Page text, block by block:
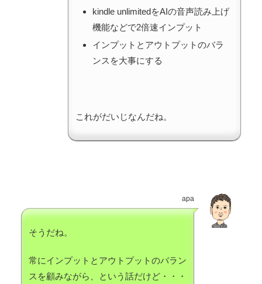
kindle unlimitedをAIの音声読み上げ
機能などで2倍速インプット
インプットとアウトプットのバラ
ンスを大事にする
これがだいじなんだね。
apa
そうだね。
常にインプットとアウトプットのバラン
スを顧みながら、という話だけど・・・